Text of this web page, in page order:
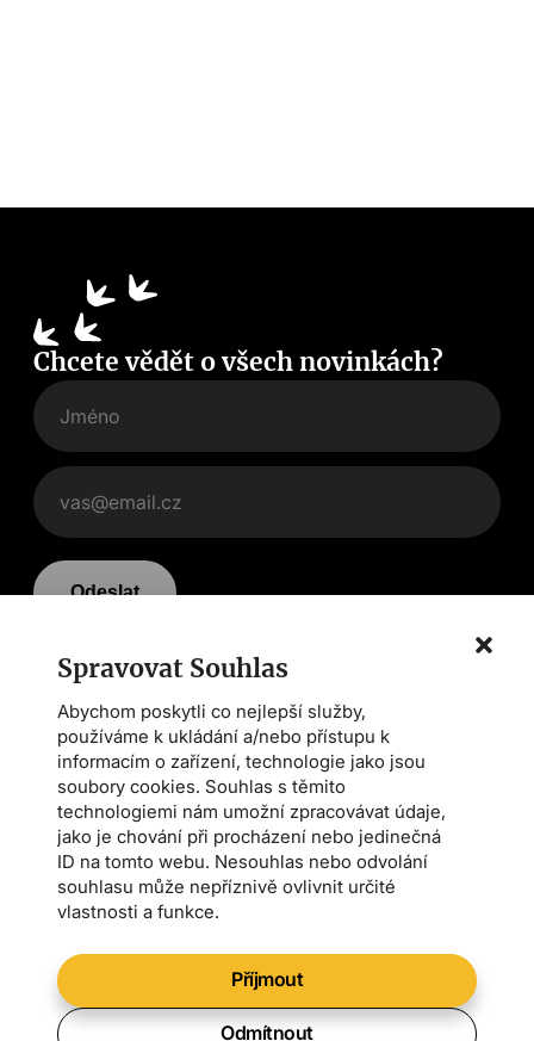
Spravovat Souhlas
Abychom poskytli co nejlepší služby,
používáme k ukládání a/nebo přístupu k
informacím o zařízení, technologie jako jsou
soubory cookies. Souhlas s těmito
technologiemi nám umožní zpracovávat údaje,
jako je chování při procházení nebo jedinečná
ID na tomto webu. Nesouhlas nebo odvolání
souhlasu může nepříznivě ovlivnit určité
vlastnosti a funkce.
Příjmout
Odmítnout
KONTAKT
info@zivezemedelstvi.cz
tel. +420 602 144 800
Demeter CS
Farmářská škola
Asociace AMPI
Chcete vědět o všech novinkách?
Odeslat
Souhlasím sezpracováním osobních údajů a